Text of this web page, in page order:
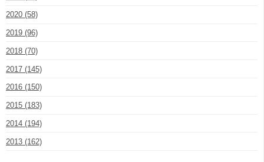
2020 (58)
2019 (96)
2018 (70)
2017 (145)
2016 (150)
2015 (183)
2014 (194)
2013 (162)